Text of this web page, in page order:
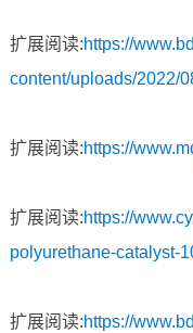
扩展阅读:https://
content/uploads/2022/
扩展阅读:https://
扩展阅读:https://
polyurethane-catalyst-
扩展阅读:https://